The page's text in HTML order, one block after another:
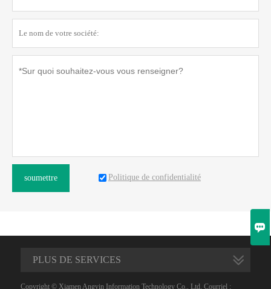
soumettre Politique de confidentialité
PLUS DE SERVICES
Copyright © Xiamen Angyin Information Technology Co., Ltd. Courriel :
